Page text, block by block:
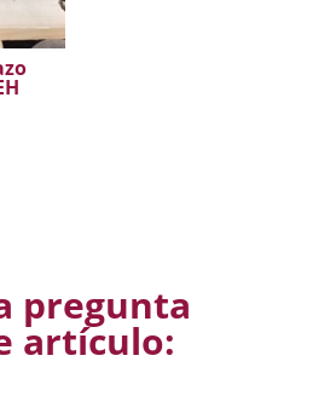
pregunta
artículo: